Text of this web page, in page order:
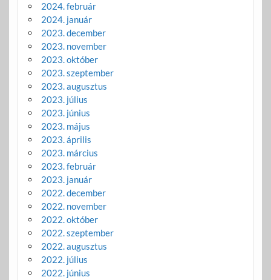
2024. február
2024. január
2023. december
2023. november
2023. október
2023. szeptember
2023. augusztus
2023. július
2023. június
2023. május
2023. április
2023. március
2023. február
2023. január
2022. december
2022. november
2022. október
2022. szeptember
2022. augusztus
2022. július
2022. június